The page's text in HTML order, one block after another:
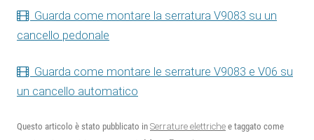
Guarda come montare la serratura V9083 su un
cancello pedonale
Guarda come montare le serrature V9083 e V06 su
un cancello automatico
Questo articolo è stato pubblicato in Serrature elettriche e taggato come